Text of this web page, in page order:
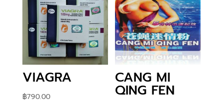
VIAGRA
฿790.00
CANG MI
QING FEN